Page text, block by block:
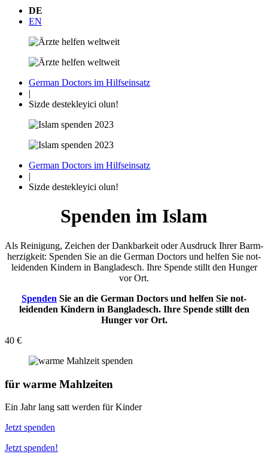
DE
EN
German Doctors im Hilfseinsatz
|
Sizde destekleyici olun!
German Doctors im Hilfseinsatz
|
Sizde destekleyici olun!
Spenden im Islam
Als Reinigung, Zeichen der Dank­barkeit oder Aus­druck Ihrer Barm­
herzigkeit: Spenden Sie an die German Doctors und helfen Sie not­
leidenden Kindern in Bangladesch. Ihre Spende stillt den Hunger
vor Ort.
Spenden Sie an die German Doctors und helfen Sie not­
leidenden Kindern in Bangladesch. Ihre Spende stillt den
Hunger vor Ort.
40 €
für warme Mahlzeiten
Ein Jahr lang satt werden für Kinder
Jetzt spenden
Jetzt spenden!